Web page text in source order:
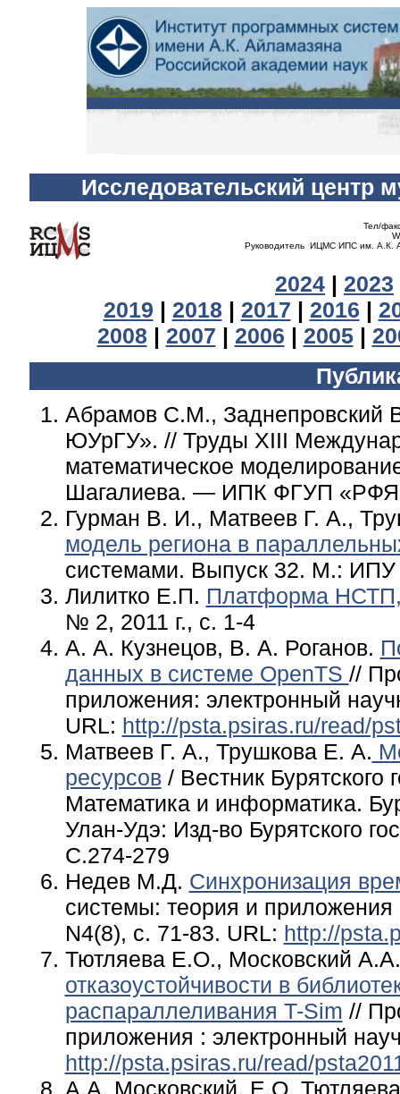
Исследовательский центр
Тел/
Руководитель ИЦМC ИПС им. А.К.
2024 | 2023
2019 | 2018 | 2017 | 2016 |
2008 | 2007 | 2006 | 2005 |
Абрамов С.М., Заднепровский
ЮУрГУ». // Труды XIII
математическое
Шагалиева. — ИПК ФГУП
Гурман В. И., Матвеев Г. А.,
модель региона в
системами. Выпуск 32. М.:
Лилитко Е.П. Платформа НСТП,
№ 2, 2011 г., с. 1-4
А. А. Кузнецов, В. А. Роганов.
данных в системе OpenTS //
приложения: электронный
URL: http://psta.psiras.ru/read/
Матвеев Г. А., Трушкова Е. А.
ресурсов/ Вестник Бурятского
Математика и информатика.
Улан-Удэ: Изд-во Бурятского
С.274-279
Недев М.Д. Синхронизация
системы: теория и
N4(8), с. 71-83. URL: http://
Тютляева Е.О., Московский
отказоустойчивости в
распараллеливания T-Sim //
приложения : электронный
http://psta.psiras.ru/read/
А.А. Московский, Е.О.